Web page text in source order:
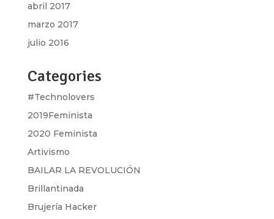
abril 2017
marzo 2017
julio 2016
Categories
#Technolovers
2019Feminista
2020 Feminista
Artivismo
BAILAR LA REVOLUCIÓN
Brillantinada
Brujería Hacker